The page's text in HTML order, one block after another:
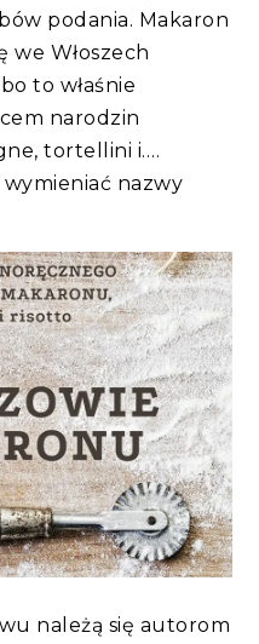
podania. Makaron
we Włoszech
to właśnie
narodzin
tortellini i….
wymieniać nazwy
należą się autorom